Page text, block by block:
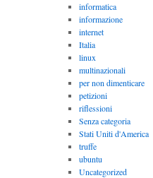
informatica
informazione
internet
Italia
linux
multinazionali
per non dimenticare
petizioni
riflessioni
Senza categoria
Stati Uniti d'America
truffe
ubuntu
Uncategorized